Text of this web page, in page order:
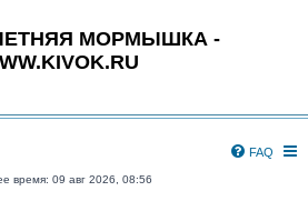
МОРМЫШКА -
FAQ
время: 09 авг 2026, 08:56